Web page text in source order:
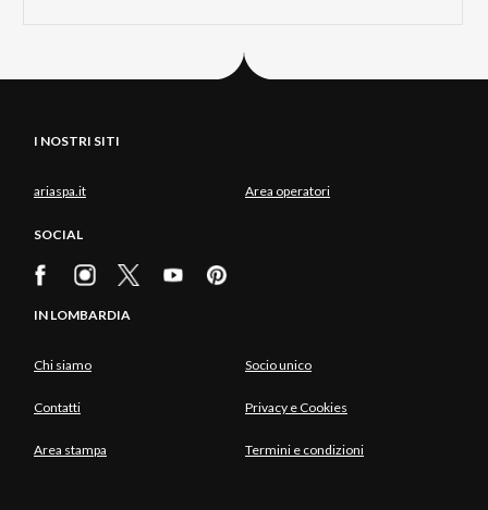
I NOSTRI SITI
ariaspa.it Area operatori
SOCIAL
IN LOMBARDIA
Chi siamo Socio unico
Contatti Privacy e Cookies
Area stampa Termini e condizioni